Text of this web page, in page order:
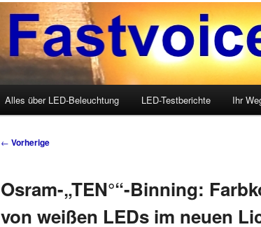
Fastvoice-Blog
Wolfgang Messer über LED, OLED, Medien
Hauptmenü
Zum Inhalt wechseln
Zum sekundären Inhalt wechseln
Alles über LED-Beleuchtung LED-Testberichte Ihr
Beitrags-Navigation
← Vorherige
Osram-„TEN°“-Binning:
von weißen LEDs im neuen